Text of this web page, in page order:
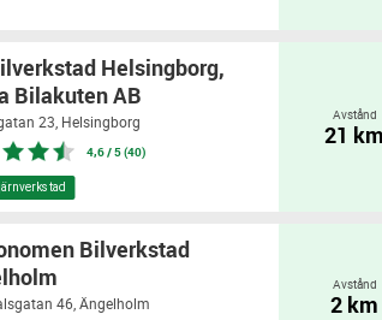
Helsingborg,
Bilakuten AB
23, Helsingborg
4,6 / 5 (40)
Avstånd
21 km
Bilverkstad
46, Ängelholm
Avstånd
2 km